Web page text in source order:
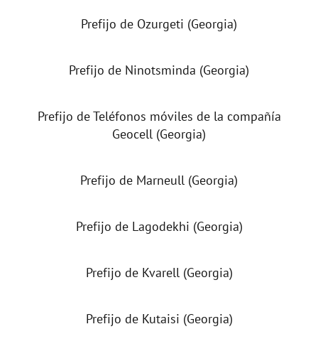
Prefijo de Ozurgeti (Georgia)
Prefijo de Ninotsminda (Georgia)
Prefijo de Teléfonos móviles de la compañía
Geocell (Georgia)
Prefijo de Marneull (Georgia)
Prefijo de Lagodekhi (Georgia)
Prefijo de Kvarell (Georgia)
Prefijo de Kutaisi (Georgia)